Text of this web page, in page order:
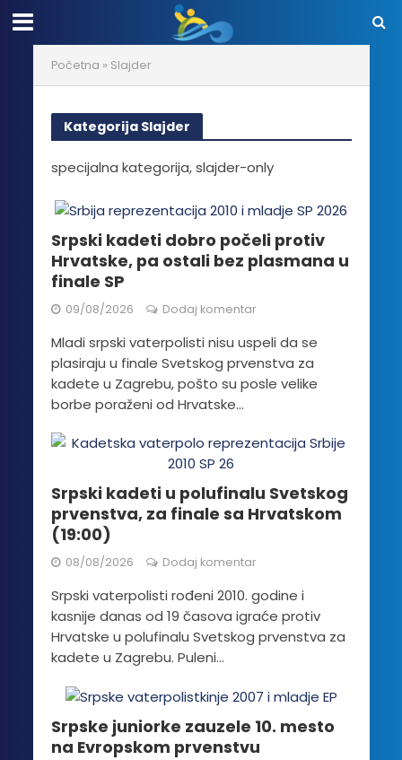
Početna » Slajder
Kategorija Slajder
specijalna kategorija, slajder-only
Srpski kadeti dobro počeli protiv
Hrvatske, pa ostali bez plasmana u
finale SP
09/08/2026 Dodaj komentar
Mladi srpski vaterpolisti nisu uspeli da se
plasiraju u finale Svetskog prvenstva za
kadete u Zagrebu, pošto su posle velike
borbe poraženi od Hrvatske...
Srpski kadeti u polufinalu Svetskog
prvenstva, za finale sa Hrvatskom
(19:00)
08/08/2026 Dodaj komentar
Srpski vaterpolisti rođeni 2010. godine i
kasnije danas od 19 časova igraće protiv
Hrvatske u polufinalu Svetskog prvenstva za
kadete u Zagrebu. Puleni...
Srpske juniorke zauzele 10. mesto
na Evropskom prvenstvu